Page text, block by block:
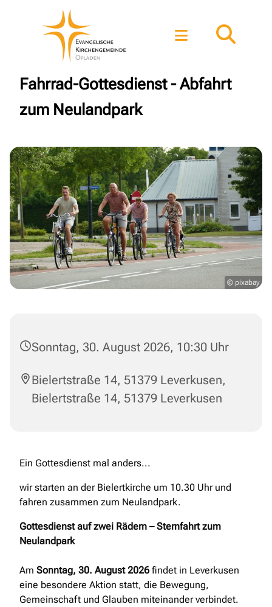
Fahrrad-Gottesdienst - Abfahrt
zum Neulandpark
© pixabay
Sonntag, 30. August 2026, 10:30 Uhr
Bielertstraße 14, 51379 Leverkusen,
Bielertstraße 14, 51379 Leverkusen
Ein Gottesdienst mal anders...
wir starten an der Bielertkirche um 10.30 Uhr und
fahren zusammen zum Neulandpark.
Gottesdienst auf zwei Rädern – Sternfahrt zum
Neulandpark
Am Sonntag, 30. August 2026 findet in Leverkusen
eine besondere Aktion statt, die Bewegung,
Gemeinschaft und Glauben miteinander verbindet.